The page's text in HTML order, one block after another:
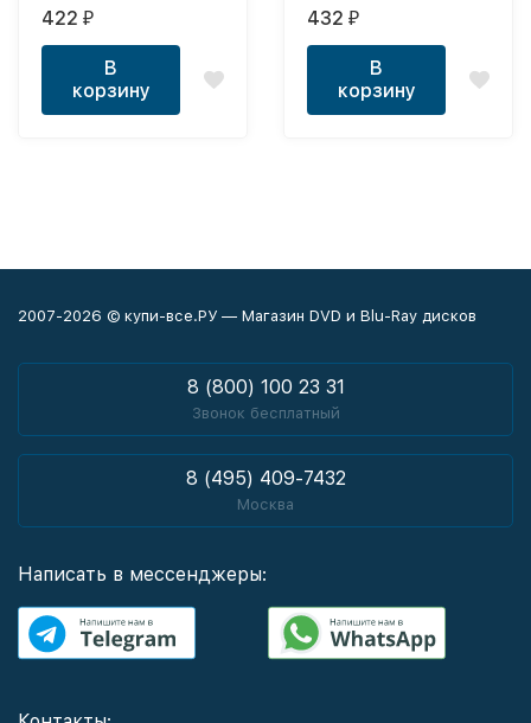
422 ₽
В
корзину
432 ₽
В
корзину
2007-2026 © купи-все.РУ — Магазин DVD и Blu-Ray дисков
8 (800) 100 23 31
Звонок бесплатный
8 (495) 409-7432
Москва
Написать в мессенджеры: